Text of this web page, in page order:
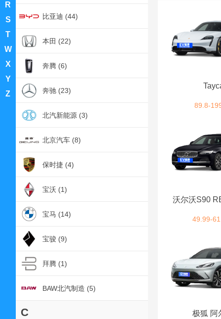
R
S
T
W
X
Y
Z
比亚迪 (44)
本田 (22)
奔腾 (6)
奔驰 (23)
北汽新能源 (3)
北京汽车 (8)
保时捷 (4)
宝沃 (1)
宝马 (14)
宝骏 (9)
拜腾 (1)
BAW北汽制造 (5)
C
89.8-
沃尔沃S90
49.99-
极狐 阿